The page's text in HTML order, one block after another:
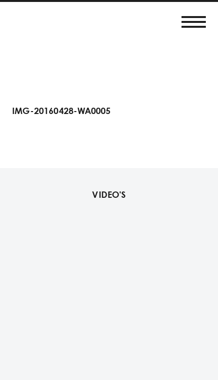
IMG-20160428-WA0005
VIDEO'S